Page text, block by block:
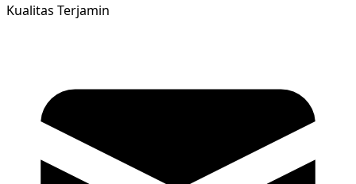
Kualitas Terjamin